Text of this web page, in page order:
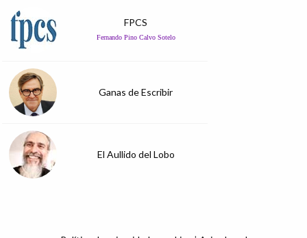
FPCS
Fernando Pino Calvo Sotelo
Ganas de Escribir
El Aullido del Lobo